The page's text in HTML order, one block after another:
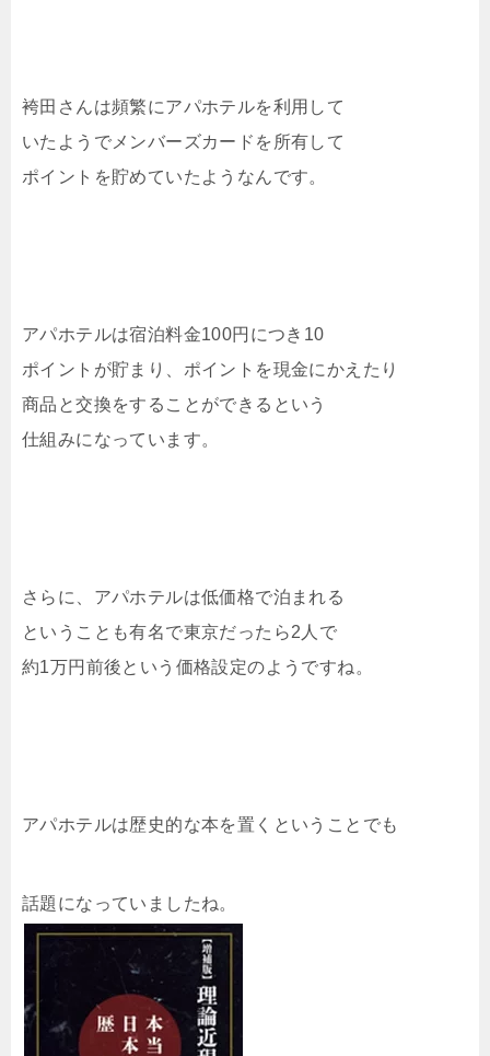
袴田さんは頻繁にアパホテルを利用して
いたようでメンバーズカードを所有して
ポイントを貯めていたようなんです。
アパホテルは宿泊料金100円につき10
ポイントが貯まり、ポイントを現金にかえたり
商品と交換をすることができるという
仕組みになっています。
さらに、アパホテルは低価格で泊まれる
ということも有名で東京だったら2人で
約1万円前後という価格設定のようですね。
アパホテルは歴史的な本を置くということでも
話題になっていましたね。